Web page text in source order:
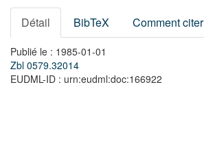
Détail BibTeX Comment citer
Publié le : 1985-01-01
Zbl 0579.32014
EUDML-ID : urn:eudml:doc:166922